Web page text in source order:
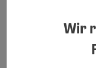
erwartet euch ein
Vorzüge unseres
W-LanDirekt
Wir